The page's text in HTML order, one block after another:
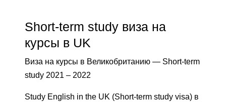
Short-term study виза на
курсы в UK
Виза на курсы в Великобританию — Short-term
study 2021 – 2022
Study English in the UK (Short-term study visa) в